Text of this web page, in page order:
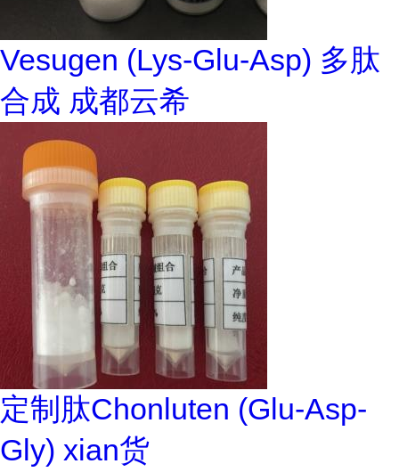
Vesugen (Lys-Glu-Asp) 多肽
合成 成都云希
定制肽Chonluten (Glu-Asp-
Gly) xian货